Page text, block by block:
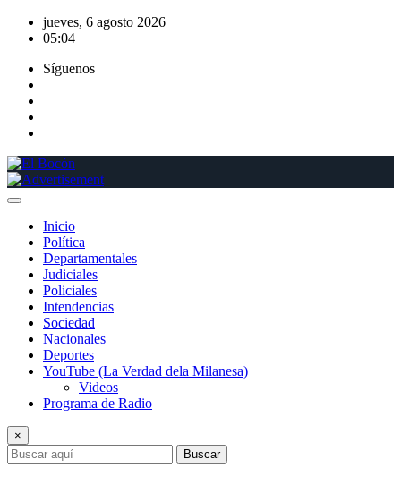
Saltar
jueves, 6 agosto 2026
05:04
Síguenos
Inicio
Política
Departamentales
Judiciales
Policiales
Intendencias
Sociedad
Nacionales
Deportes
YouTube (La Verdad dela Milanesa)
Videos
Programa de Radio
×
Buscar